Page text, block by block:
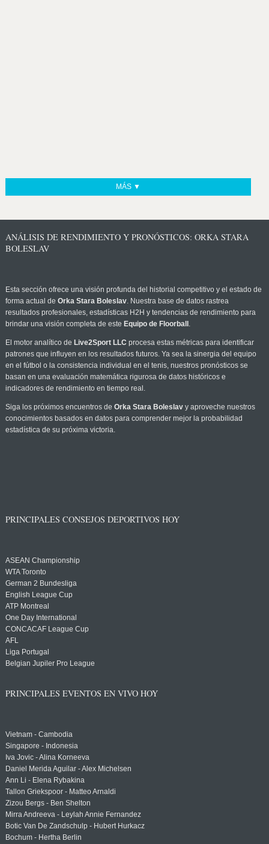
MÁS ▼
ANÁLISIS DE RENDIMIENTO Y PRONÓSTICOS: ORKA STARA
BOLESLAV
Esta sección ofrece una visión profunda del historial competitivo y el estado de
forma actual de Orka Stara Boleslav. Nuestra base de datos rastrea
resultados profesionales, estadísticas H2H y tendencias de rendimiento para
brindar una visión completa de este Equipo de Floorball .
El motor analítico de Live2Sport LLC procesa estas métricas para identificar
patrones que influyen en los resultados futuros. Ya sea la sinergia del equipo
en el fútbol o la consistencia individual en el tenis, nuestros pronósticos se
basan en una evaluación matemática rigurosa de datos históricos e
indicadores de rendimiento en tiempo real.
Siga los próximos encuentros de Orka Stara Boleslavy aproveche nuestros
conocimientos basados en datos para comprender mejor la probabilidad
estadística de su próxima victoria.
PRINCIPALES CONSEJOS DEPORTIVOS HOY
ASEAN Championship
WTA Toronto
German 2 Bundesliga
English League Cup
ATP Montreal
One Day International
CONCACAF League Cup
AFL
Liga Portugal
Belgian Jupiler Pro League
PRINCIPALES EVENTOS EN VIVO HOY
Vietnam - Cambodia
Singapore - Indonesia
Iva Jovic - Alina Korneeva
Daniel Merida Aguilar - Alex Michelsen
Ann Li - Elena Rybakina
Tallon Griekspoor - Matteo Arnaldi
Zizou Bergs - Ben Shelton
Mirra Andreeva - Leylah Annie Fernandez
Botic Van De Zandschulp - Hubert Hurkacz
Bochum - Hertha Berlin